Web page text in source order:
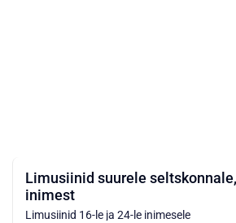
Limusiinid suurele
inimest
Limusiinid 16-le ja 24-le inimesele